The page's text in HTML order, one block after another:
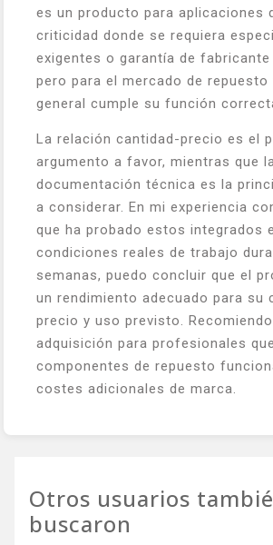
es un producto para aplicaciones
criticidad donde se requiera
exigentes o garantía de
pero para el mercado de repuesto
general cumple su función
La relación cantidad-precio es el
argumento a favor, mientras que
documentación técnica es la
a considerar. En mi experiencia
que ha probado estos integrados
condiciones reales de trabajo
semanas, puedo concluir que el
un rendimiento adecuado para su
precio y uso previsto.
adquisición para profesionales
componentes de repuesto
costes adicionales de marca.
Otros usuarios
buscaron